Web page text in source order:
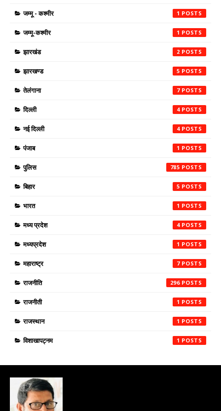
जम्मू - कश्मीर 1
जम्मू-कश्मीर 1
झारखंड 2
झारखण्ड 5
तेलंगाना 7
दिल्ली 4
नई दिल्ली 4
पंजाब 1
पुलिस 785
बिहार 5
भारत 1
मध्य प्रदेश 4
मध्यप्रदेश 1
महाराष्ट्र 7
राजनीति 296
राजनीती 1
राजस्थान 1
विशाखापट्नम 1